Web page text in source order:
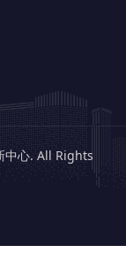
中心. All Rights